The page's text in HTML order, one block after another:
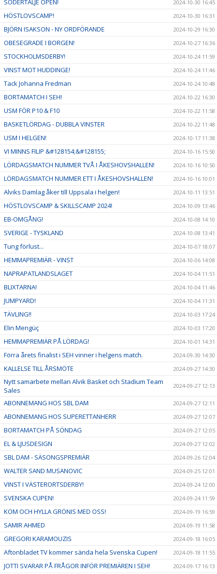
SÖDERTÄLJE OPEN! 2024-10-30 16:45
HÖSTLOVSCAMP! 2024-10-30 16:31
BJÖRN ISAKSON - NY ORDFÖRANDE 2024-10-29 16:30
OBESEGRADE I BORGEN! 2024-10-27 16:36
STOCKHOLMSDERBY! 2024-10-24 11:59
VINST MOT HUDDINGE! 2024-10-24 11:46
Tack Johanna Fredman 2024-10-24 10:48
BORTAMATCH I SEH! 2024-10-22 16:30
USM FÖR P10 & F10 2024-10-22 11:58
BASKETLÖRDAG - DUBBLA VINSTER 2024-10-22 11:48
USM I HELGEN! 2024-10-17 11:38
VI MINNS FILIP &#128154;&#128155; 2024-10-16 15:50
LÖRDAGSMATCH NUMMER TVÅ I ÅKESHOVSHALLEN! 2024-10-16 10:50
LÖRDAGSMATCH NUMMER ETT I ÅKESHOVSHALLEN! 2024-10-16 10:01
Alviks Damlag åker till Uppsala i helgen! 2024-10-11 13:51
HÖSTLOVSCAMP & SKILLSCAMP 2024! 2024-10-09 13:46
EB-OMGÅNG! 2024-10-08 14:10
SVERIGE - TYSKLAND 2024-10-08 13:41
Tung förlust... 2024-10-07 18:07
HEMMAPREMIÄR - VINST 2024-10-06 14:08
NAPRAPATLANDSLAGET 2024-10-04 11:51
BLIXTARNA! 2024-10-04 11:46
JUMPYARD! 2024-10-04 11:31
TÄVLING!! 2024-10-03 17:24
Elin Mengüç 2024-10-03 17:20
HEMMAPREMIÄR PÅ LÖRDAG! 2024-10-01 14:31
Förra årets finalist i SEH vinner i helgens match. 2024-09-30 14:30
KALLELSE TILL ÅRSMÖTE 2024-09-27 14:30
Nytt samarbete mellan Alvik Basket och Stadium Team
Sales
2024-09-27 12:13
ABONNEMANG HOS SBL DAM 2024-09-27 12:11
ABONNEMANG HOS SUPERETTANHERR 2024-09-27 12:07
BORTAMATCH PÅ SÖNDAG 2024-09-27 12:05
EL & LJUSDESIGN 2024-09-27 12:02
SBL DAM - SÄSONGSPREMIÄR 2024-09-26 12:04
WALTER SAND MUSANOVIC 2024-09-25 12:01
VINST I VÄSTERORTSDERBY! 2024-09-24 12:00
SVENSKA CUPEN! 2024-09-24 11:59
KOM OCH HYLLA GRÖNIS MED OSS! 2024-09-19 16:59
SAMIR AHMED 2024-09-19 11:58
GREGORI KARAMOUZIS 2024-09-18 16:05
Aftonbladet TV kommer sända hela Svenska Cupen! 2024-09-18 11:55
JOTTI SVARAR PÅ FRÅGOR INFÖR PREMIÄREN I SEH! 2024-09-17 16:13